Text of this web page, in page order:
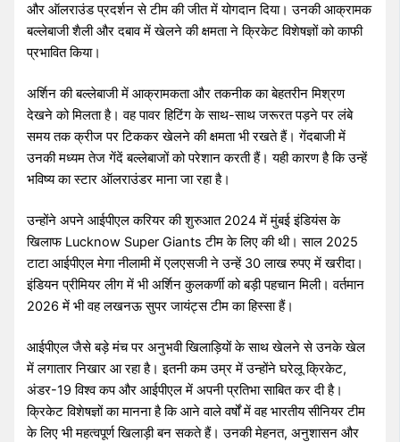
और ऑलराउंड प्रदर्शन से टीम की जीत में योगदान दिया। उनकी आक्रामक
बल्लेबाजी शैली और दबाव में खेलने की क्षमता ने क्रिकेट विशेषज्ञों को काफी
प्रभावित किया।
अर्शिन की बल्लेबाजी में आक्रामकता और तकनीक का बेहतरीन मिश्रण
देखने को मिलता है। वह पावर हिटिंग के साथ-साथ जरूरत पड़ने पर लंबे
समय तक क्रीज पर टिककर खेलने की क्षमता भी रखते हैं। गेंदबाजी में
उनकी मध्यम तेज गेंदें बल्लेबाजों को परेशान करती हैं। यही कारण है कि उन्हें
भविष्य का स्टार ऑलराउंडर माना जा रहा है।
उन्होंने अपने आईपीएल करियर की शुरुआत 2024 में मुंबई इंडियंस के
खिलाफ Lucknow Super Giants टीम के लिए की थी। साल 2025
टाटा आईपीएल मेगा नीलामी में एलएसजी ने उन्हें 30 लाख रुपए में खरीदा।
इंडियन प्रीमियर लीग में भी अर्शिन कुलकर्णी को बड़ी पहचान मिली। वर्तमान
2026 में भी वह लखनऊ सुपर जायंट्स टीम का हिस्सा हैं।
आईपीएल जैसे बड़े मंच पर अनुभवी खिलाड़ियों के साथ खेलने से उनके खेल
में लगातार निखार आ रहा है। इतनी कम उम्र में उन्होंने घरेलू क्रिकेट,
अंडर-19 विश्व कप और आईपीएल में अपनी प्रतिभा साबित कर दी है।
क्रिकेट विशेषज्ञों का मानना है कि आने वाले वर्षों में वह भारतीय सीनियर टीम
के लिए भी महत्वपूर्ण खिलाड़ी बन सकते हैं। उनकी मेहनत, अनुशासन और